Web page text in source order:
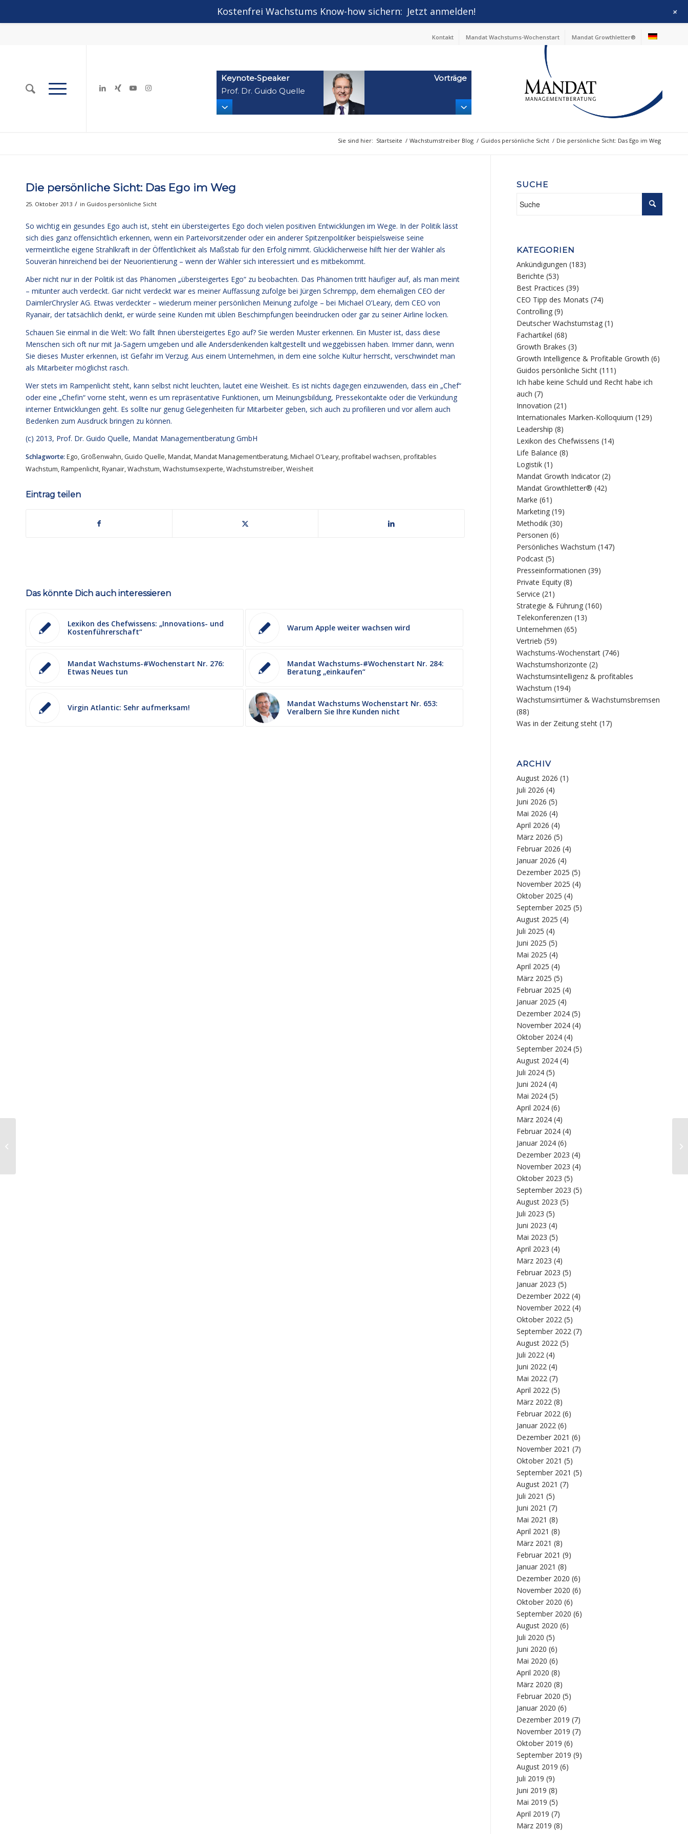
Kontakt Mandat Wachstums-Wochenstart Mandat Growthletter®
Keynote‑Speaker
Prof. Dr. Guido Quelle
Vorträge
Sie sind hier: Startseite / Wachstumstreiber Blog / Guidos persönliche Sicht / Die persönliche Sicht: Das Ego im Weg
Die persönliche Sicht: Das Ego im Weg
25. Oktober 2013 / in Guidos persönliche Sicht
So wichtig ein gesundes Ego auch ist, steht ein übersteigertes Ego doch vielen positiven Entwicklungen im Wege. In der Politik lässt
sich dies ganz offensichtlich erkennen, wenn ein Parteivorsitzender oder ein anderer Spitzenpolitiker beispielsweise seine
vermeintliche eigene Strahlkraft in der Öffentlichkeit als Maßstab für den Erfolg nimmt. Glücklicherweise hilft hier der Wähler als
Souverän hinreichend bei der Neuorientierung – wenn der Wähler sich interessiert und es mitbekommt.
Aber nicht nur in der Politik ist das Phänomen „übersteigertes Ego“ zu beobachten. Das Phänomen tritt häufiger auf, als man meint
– mitunter auch verdeckt. Gar nicht verdeckt war es meiner Auffassung zufolge bei Jürgen Schrempp, dem ehemaligen CEO der
DaimlerChrysler AG. Etwas verdeckter – wiederum meiner persönlichen Meinung zufolge – bei Michael O’Leary, dem CEO von
Ryanair, der tatsächlich denkt, er würde seine Kunden mit üblen Beschimpfungen beeindrucken oder gar zu seiner Airline locken.
Schauen Sie einmal in die Welt: Wo fällt Ihnen übersteigertes Ego auf? Sie werden Muster erkennen. Ein Muster ist, dass diese
Menschen sich oft nur mit Ja-Sagern umgeben und alle Andersdenkenden kaltgestellt und weggebissen haben. Immer dann, wenn
Sie dieses Muster erkennen, ist Gefahr im Verzug. Aus einem Unternehmen, in dem eine solche Kultur herrscht, verschwindet man
als Mitarbeiter möglichst rasch.
Wer stets im Rampenlicht steht, kann selbst nicht leuchten, lautet eine Weisheit. Es ist nichts dagegen einzuwenden, dass ein „Chef“
oder eine „Chefin“ vorne steht, wenn es um repräsentative Funktionen, um Meinungsbildung, Pressekontakte oder die Verkündung
interner Entwicklungen geht. Es sollte nur genug Gelegenheiten für Mitarbeiter geben, sich auch zu profilieren und vor allem auch
Bedenken zum Ausdruck bringen zu können.
(c) 2013, Prof. Dr. Guido Quelle, Mandat Managementberatung GmbH
Schlagworte: Ego, Größenwahn, Guido Quelle,Mandat,Mandat Managementberatung,Michael O'Leary,profitabel wachsen,profitables
Wachstum,Rampenlicht,Ryanair,Wachstum,Wachstumsexperte,Wachstumstreiber,Weisheit
Eintrag teilen
Das könnte Dich auch interessieren
Lexikon des Chefwissens: „Innovations- und
Kostenführerschaft“
Warum Apple weiter wachsen wird
Mandat Wachstums-#Wochenstart Nr. 276:
Etwas Neues tun
Mandat Wachstums-#Wochenstart Nr. 284:
Beratung „einkaufen“
Virgin Atlantic: Sehr aufmerksam!
Mandat Wachstums Wochenstart Nr. 653:
Veralbern Sie Ihre Kunden nicht
SUCHE
KATEGORIEN
Ankündigungen (183)
Berichte (53)
Best Practices (39)
CEO Tipp des Monats (74)
Controlling (9)
Deutscher Wachstumstag (1)
Fachartikel (68)
Growth Brakes (3)
Growth Intelligence & Profitable Growth (6)
Guidos persönliche Sicht (111)
Ich habe keine Schuld und Recht habe ich
auch (7)
Innovation (21)
Internationales Marken-Kolloquium (129)
Leadership (8)
Lexikon des Chefwissens (14)
Life Balance (8)
Logistik (1)
Mandat Growth Indicator (2)
Mandat Growthletter® (42)
Marke (61)
Marketing (19)
Methodik (30)
Personen (6)
Persönliches Wachstum (147)
Podcast (5)
Presseinformationen (39)
Private Equity (8)
Service (21)
Strategie & Führung (160)
Telekonferenzen (13)
Unternehmen (65)
Vertrieb (59)
Wachstums-Wochenstart (746)
Wachstumshorizonte (2)
Wachstumsintelligenz & profitables
Wachstum (194)
Wachstumsirrtümer & Wachstumsbremsen
(88)
Was in der Zeitung steht (17)
ARCHIV
August 2026 (1)
Juli 2026 (4)
Juni 2026 (5)
Mai 2026 (4)
April 2026 (4)
März 2026 (5)
Februar 2026 (4)
Januar 2026 (4)
Dezember 2025 (5)
November 2025 (4)
Oktober 2025 (4)
September 2025 (5)
August 2025 (4)
Juli 2025 (4)
Juni 2025 (5)
Mai 2025 (4)
April 2025 (4)
März 2025 (5)
Februar 2025 (4)
Januar 2025 (4)
Dezember 2024 (5)
November 2024 (4)
Oktober 2024 (4)
September 2024 (5)
August 2024 (4)
Juli 2024 (5)
Juni 2024 (4)
Mai 2024 (5)
April 2024 (6)
März 2024 (4)
Februar 2024 (4)
Januar 2024 (6)
Dezember 2023 (4)
November 2023 (4)
Oktober 2023 (5)
September 2023 (5)
August 2023 (5)
Juli 2023 (5)
Juni 2023 (4)
Mai 2023 (5)
April 2023 (4)
März 2023 (4)
Februar 2023 (5)
Januar 2023 (5)
Dezember 2022 (4)
November 2022 (4)
Oktober 2022 (5)
September 2022 (7)
August 2022 (5)
Juli 2022 (4)
Juni 2022 (4)
Mai 2022 (7)
April 2022 (5)
März 2022 (8)
Februar 2022 (6)
Januar 2022 (6)
Dezember 2021 (6)
November 2021 (7)
Oktober 2021 (5)
September 2021 (5)
August 2021 (7)
Juli 2021 (5)
Juni 2021 (7)
Mai 2021 (8)
April 2021 (8)
März 2021 (8)
Februar 2021 (9)
Januar 2021 (8)
Dezember 2020 (6)
November 2020 (6)
Oktober 2020 (6)
September 2020 (6)
August 2020 (6)
Juli 2020 (5)
Juni 2020 (6)
Mai 2020 (6)
April 2020 (8)
März 2020 (8)
Februar 2020 (5)
Januar 2020 (6)
Dezember 2019 (7)
November 2019 (7)
Oktober 2019 (6)
September 2019 (9)
August 2019 (6)
Juli 2019 (9)
Juni 2019 (8)
Mai 2019 (5)
April 2019 (7)
März 2019 (8)
Kostenfrei Wachstums Know-how sichern: Jetzt anmelden! +